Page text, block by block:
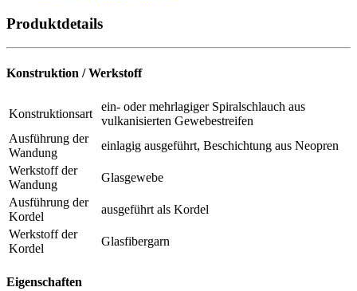
Produktdetails
Konstruktion / Werkstoff
Konstruktionsart
ein- oder mehrlagiger Spiralschlauch aus
vulkanisierten Gewebestreifen
Ausführung der
Wandung
einlagig ausgeführt, Beschichtung aus Neopren
Werkstoff der
Wandung
Glasgewebe
Ausführung der
Kordel
ausgeführt als Kordel
Werkstoff der
Kordel
Glasfibergarn
Eigenschaften